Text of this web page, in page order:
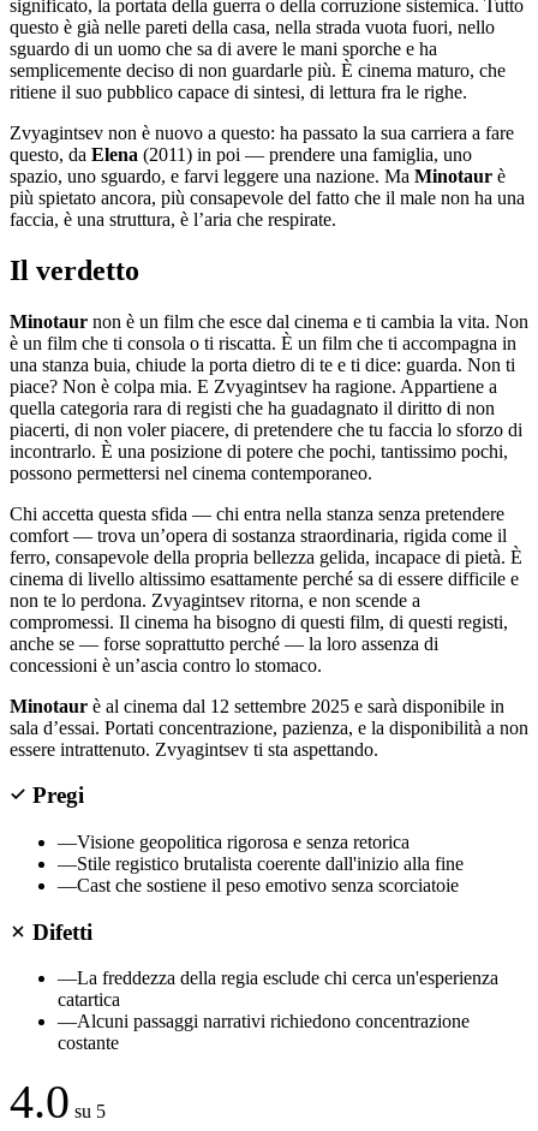
significato, la portata della guerra o della corruzione sistemica. Tutto
questo è già nelle pareti della casa, nella strada vuota fuori, nello
sguardo di un uomo che sa di avere le mani sporche e ha
semplicemente deciso di non guardarle più. È cinema maturo, che
ritiene il suo pubblico capace di sintesi, di lettura fra le righe.
Zvyagintsev non è nuovo a questo: ha passato la sua carriera a fare
questo, da Elena (2011) in poi — prendere una famiglia, uno
spazio, uno sguardo, e farvi leggere una nazione. Ma Minotaur è
più spietato ancora, più consapevole del fatto che il male non ha una
faccia, è una struttura, è l’aria che respirate.
Il verdetto
Minotaur non è un film che esce dal cinema e ti cambia la vita. Non
è un film che ti consola o ti riscatta. È un film che ti accompagna in
una stanza buia, chiude la porta dietro di te e ti dice: guarda. Non ti
piace? Non è colpa mia. E Zvyagintsev ha ragione. Appartiene a
quella categoria rara di registi che ha guadagnato il diritto di non
piacerti, di non voler piacere, di pretendere che tu faccia lo sforzo di
incontrarlo. È una posizione di potere che pochi, tantissimo pochi,
possono permettersi nel cinema contemporaneo.
Chi accetta questa sfida — chi entra nella stanza senza pretendere
comfort — trova un’opera di sostanza straordinaria, rigida come il
ferro, consapevole della propria bellezza gelida, incapace di pietà. È
cinema di livello altissimo esattamente perché sa di essere difficile e
non te lo perdona. Zvyagintsev ritorna, e non scende a
compromessi. Il cinema ha bisogno di questi film, di questi registi,
anche se — forse soprattutto perché — la loro assenza di
concessioni è un’ascia contro lo stomaco.
Minotaur è al cinema dal 12 settembre 2025 e sarà disponibile in
sala d’essai. Portati concentrazione, pazienza, e la disponibilità a non
essere intrattenuto. Zvyagintsev ti sta aspettando.
Pregi
—Visione geopolitica rigorosa e senza retorica
—Stile registico brutalista coerente dall'inizio alla fine
—Cast che sostiene il peso emotivo senza scorciatoie
Difetti
—La freddezza della regia esclude chi cerca un'esperienza
catartica
—Alcuni passaggi narrativi richiedono concentrazione
costante
4.0 su 5